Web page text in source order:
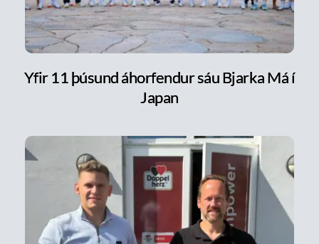
Yfir 11 þúsund áhorfendur sáu Bjarka Má í
Japan